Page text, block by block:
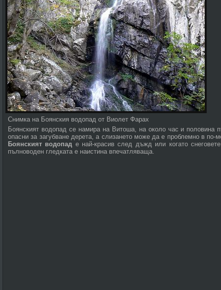
Снимка на Боянския водопад от Виолет Фарах
Боянският водопад се намира на Витоша, на около час и половина
опасни за загубване дерета, а слизането може да е проблемно в по-
Боянският водопад е най-красив след дъжд или когато
пълноводен гледката е наистина впечатляваща.